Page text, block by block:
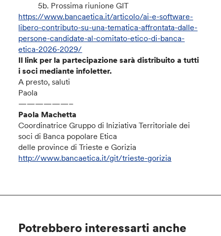
5b. Prossima riunione GIT
https://www.bancaetica.it/articolo/ai-e-software-
libero-contributo-su-una-tematica-affrontata-dalle-
persone-candidate-al-comitato-etico-di-banca-
etica-2026-2029/
Il link per la partecipazione sarà distribuito a tutti
i soci mediante infoletter.
A presto, saluti
Paola
——————–
Paola Machetta
Coordinatrice Gruppo di Iniziativa Territoriale dei
soci di Banca popolare Etica
delle province di Trieste e Gorizia
http://www.bancaetica.it/git/trieste-gorizia
Potrebbero interessarti anche